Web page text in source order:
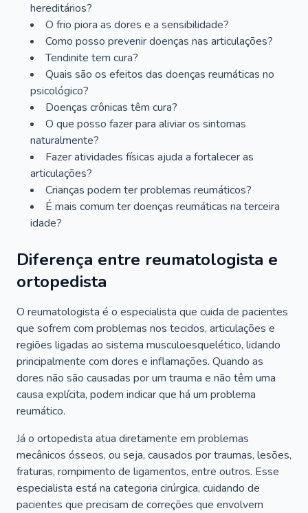
hereditários?
O frio piora as dores e a sensibilidade?
Como posso prevenir doenças nas articulações?
Tendinite tem cura?
Quais são os efeitos das doenças reumáticas no
psicológico?
Doenças crônicas têm cura?
O que posso fazer para aliviar os sintomas
naturalmente?
Fazer atividades físicas ajuda a fortalecer as
articulações?
Crianças podem ter problemas reumáticos?
É mais comum ter doenças reumáticas na terceira
idade?
Diferença entre reumatologista e
ortopedista
O reumatologista é o especialista que cuida de pacientes
que sofrem com problemas nos tecidos, articulações e
regiões ligadas ao sistema musculoesquelético, lidando
principalmente com dores e inflamações. Quando as
dores não são causadas por um trauma e não têm uma
causa explícita, podem indicar que há um problema
reumático.
Já o ortopedista atua diretamente em problemas
mecânicos ósseos, ou seja, causados por traumas, lesões,
fraturas, rompimento de ligamentos, entre outros. Esse
especialista está na categoria cirúrgica, cuidando de
pacientes que precisam de correções que envolvem